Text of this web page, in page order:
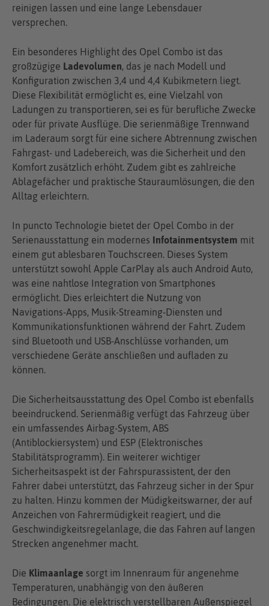
reinigen lassen und eine lange Lebensdauer
versprechen.
Ein besonderes Highlight des Opel Combo ist das
großzügige Ladevolumen, das je nach Modell und
Konfiguration zwischen 3,4 und 4,4 Kubikmetern liegt.
Diese Flexibilität ermöglicht es, eine Vielzahl von
Ladungen zu transportieren, sei es für berufliche Zwecke
oder für private Ausflüge. Die serienmäßige Trennwand
im Laderaum sorgt für eine sichere Abtrennung zwischen
Fahrgast- und Ladebereich, was die Sicherheit und den
Komfort zusätzlich erhöht. Zudem gibt es zahlreiche
Ablagefächer und praktische Stauraumlösungen, die den
Alltag erleichtern.
In puncto Technologie bietet der Opel Combo in der
Serienausstattung ein modernes Infotainmentsystem mit
einem gut ablesbaren Touchscreen. Dieses System
unterstützt sowohl Apple CarPlay als auch Android Auto,
was eine nahtlose Integration von Smartphones
ermöglicht. Dies erleichtert die Nutzung von
Navigations-Apps, Musik-Streaming-Diensten und
Kommunikationsfunktionen während der Fahrt. Zudem
sind Bluetooth und USB-Anschlüsse vorhanden, um
verschiedene Geräte anschließen und aufladen zu
können.
Die Sicherheitsausstattung des Opel Combo ist ebenfalls
beeindruckend. Serienmäßig verfügt das Fahrzeug über
ein umfassendes Airbag-System, ABS
(Antiblockiersystem) und ESP (Elektronisches
Stabilitätsprogramm). Ein weiterer wichtiger
Sicherheitsaspekt ist der Fahrspurassistent, der den
Fahrer dabei unterstützt, das Fahrzeug sicher in der Spur
zu halten. Hinzu kommen der Müdigkeitswarner, der auf
Anzeichen von Fahrermüdigkeit reagiert, und die
Geschwindigkeitsregelanlage, die das Fahren auf langen
Strecken angenehmer macht.
Die Klimaanlage sorgt im Innenraum für angenehme
Temperaturen, unabhängig von den äußeren
Bedingungen. Die elektrisch verstellbaren Außenspiegel